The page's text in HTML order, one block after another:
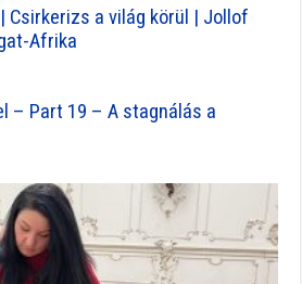
Csirkerizs a világ körül | Jollof
Afrika
– Part 19 – A stagnálás a